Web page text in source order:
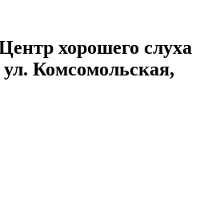
хорошего слуха
ул. Комсомольская,